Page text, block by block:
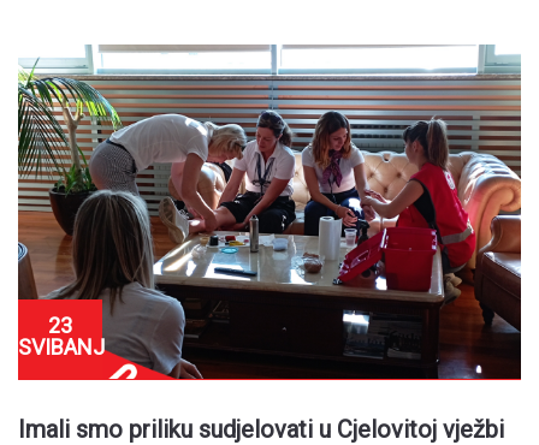
23
SVIBANJ
Imali smo priliku sudjelovati u Cjelovitoj vježbi